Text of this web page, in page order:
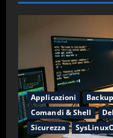
Applicazioni Backup
Comandi & Shell
Sicurezza